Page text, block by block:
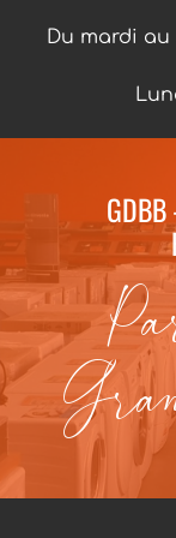
Du mardi au
GDBB